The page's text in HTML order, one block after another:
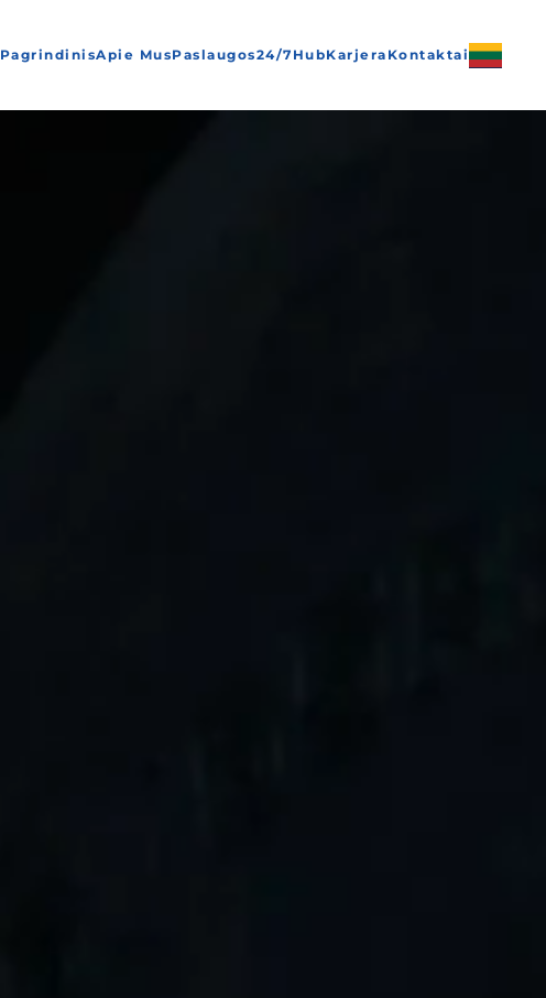
PagrindinisApie MusPaslaugos24/7 HubKarjera Kontaktai